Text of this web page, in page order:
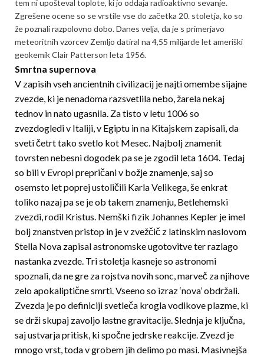
tem ni upošteval toplote, ki jo oddaja radioaktivno sevanje.
Zgrešene ocene so se vrstile vse do začetka 20. stoletja, ko so
že poznali razpolovno dobo. Danes velja, da je s primerjavo
meteoritnih vzorcev Zemljo datiral na 4,55 milijarde let ameriški
geokemik Clair Patterson leta 1956.
Smrtna supernova
V zapisih vseh ancientnih civilizacij je najti omembe sijajne
zvezde, ki je nenadoma razsvetlila nebo, žarela nekaj
tednov in nato ugasnila. Za tisto v letu 1006 so
zvezdogledi v Italiji, v Egiptu in na Kitajskem zapisali, da
sveti četrt tako svetlo kot Mesec. Najbolj znamenit
tovrsten nebesni dogodek pa se je zgodil leta 1604. Tedaj
so bili v Evropi prepričani v božje znamenje, saj so
osemsto let poprej ustoličili Karla Velikega, še enkrat
toliko nazaj pa se je ob takem znamenju, Betlehemski
zvezdi, rodil Kristus. Nemški fizik Johannes Kepler je imel
bolj znanstven pristop in je v zvežčič z latinskim naslovom
Stella Nova zapisal astronomske ugotovitve ter razlago
nastanka zvezde. Tri stoletja kasneje so astronomi
spoznali, da ne gre za rojstva novih sonc, marveč za njihove
zelo apokaliptične smrti. Vseeno so izraz ‘nova’ obdržali.
Zvezda je po definiciji svetleča krogla vodikove plazme, ki
se drži skupaj zavoljo lastne gravitacije. Slednja je ključna,
saj ustvarja pritisk, ki spočne jedrske reakcije. Zvezd je
mnogo vrst, toda v grobem jih delimo po masi. Masivnejša